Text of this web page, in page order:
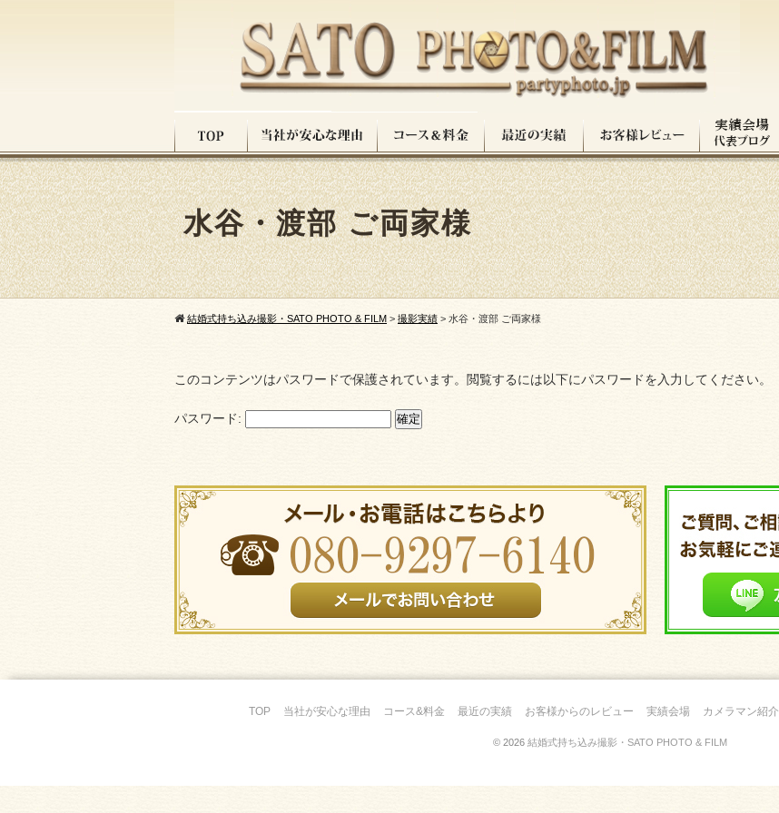
水谷・渡部 ご両家様
結婚式持ち込み撮影・SATO PHOTO & FILM > 撮影実績 > 水谷・渡部 ご両家様
このコンテンツはパスワードで保護されています。閲覧するには以下にパスワードを入力してください。
パスワード:
TOP 当社が安心な理由 コース&料金 最近の実績 お客様からのレビュー 実績会場 カメラマン紹介
© 2026 結婚式持ち込み撮影・SATO PHOTO & FILM